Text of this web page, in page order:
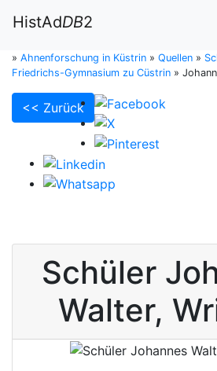
HistAdDB2
» Ahnenforschung in Küstrin » Quellen »
Friedrichs-Gymnasium zu Cüstrin »
<< Zurück
Schüler
Walter,